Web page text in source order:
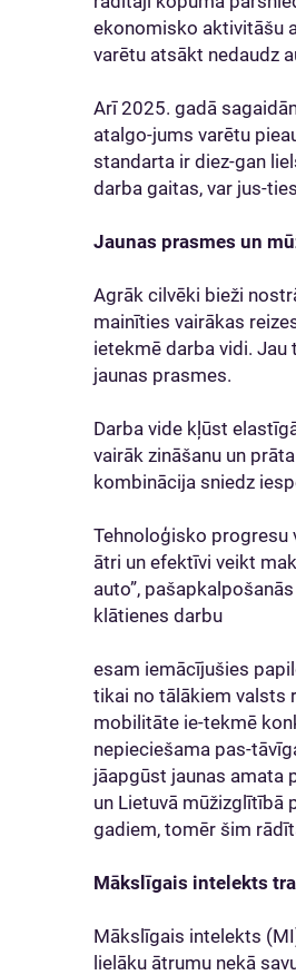
ekonomisko aktivitāšu
varētu atsākt nedaudz
Arī 2025. gadā
atalgo-jums varētu
standarta ir diez-gan
darba gaitas, var jus-
Jaunas prasmes un
Agrāk cilvēki bieži
mainīties vairākas
ietekmē darba vidi.
jaunas prasmes.
Darba vide kļūst
vairāk zināšanu un
kombinācija sniedz
Tehnoloģisko progresu
ātri un efektīvi veikt
auto”,
klātienes darbu
esam iemācījušies
tikai no tālākiem valsts
mobilitāte ie-tekmē
nepieciešama pas-
jāapgūst jaunas amata
un Lietuvā mūžizglītībā
gadiem, tomēr šim
Mākslīgais intelekts
Mākslīgais intelekts
lielāku ātrumu nekā